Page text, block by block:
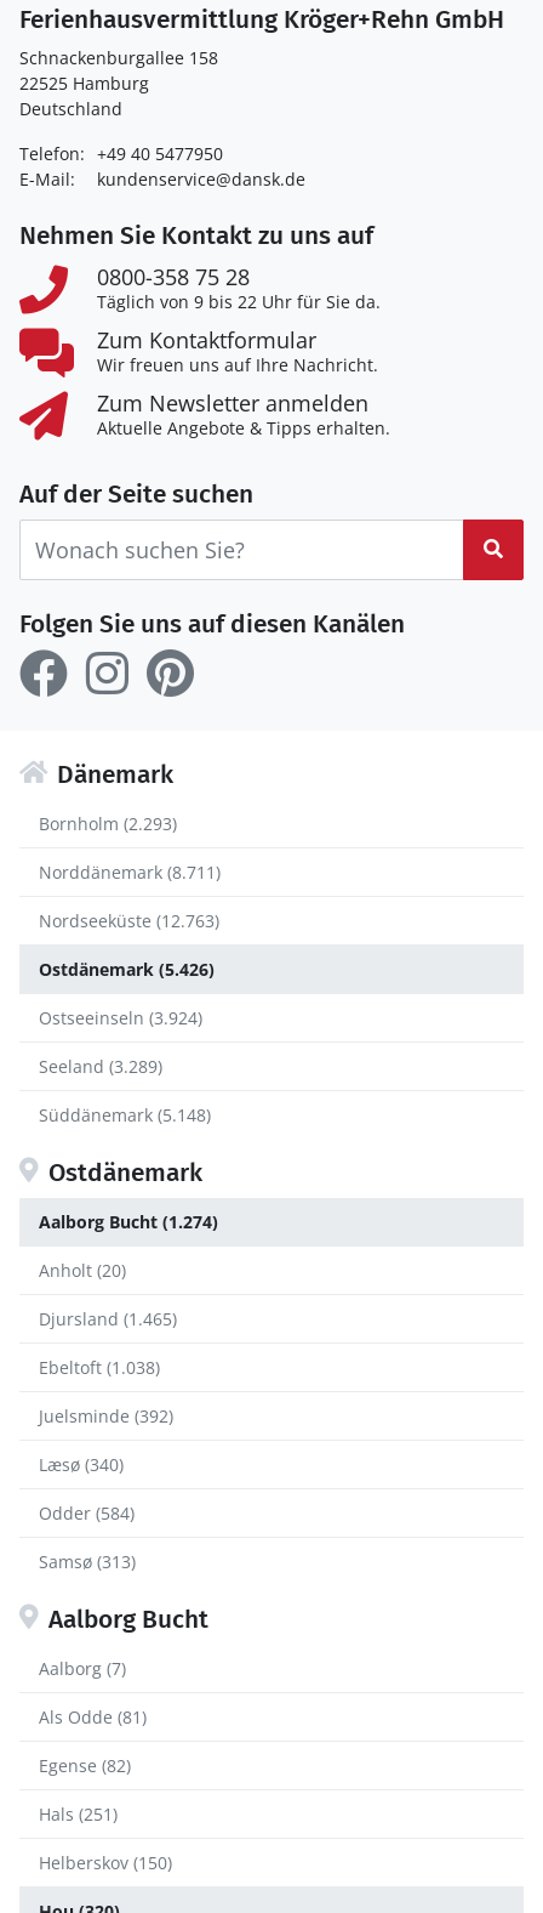
Ferienhausvermittlung Kröger+Rehn GmbH
Schnackenburgallee 158
22525 Hamburg
Deutschland
Telefon: +49 40 5477950
E-Mail:
kundenservice@dansk.de
Nehmen Sie Kontakt zu uns auf
0800-358 75 28
Täglich von 9 bis 22 Uhr für Sie da.
Zum Kontaktformular
Wir freuen uns auf Ihre Nachricht.
Zum Newsletter anmelden
Aktuelle Angebote & Tipps erhalten.
Auf der Seite suchen
Folgen Sie uns auf diesen Kanälen
Dänemark
Bornholm (2.293)
Norddänemark (8.711)
Nordseeküste (12.763)
Ostdänemark (5.426)
Ostseeinseln (3.924)
Seeland (3.289)
Süddänemark (5.148)
Ostdänemark
Aalborg Bucht (1.274)
Anholt (20)
Djursland (1.465)
Ebeltoft (1.038)
Juelsminde (392)
Læsø (340)
Odder (584)
Samsø (313)
Aalborg Bucht
Aalborg (7)
Als Odde (81)
Egense (82)
Hals (251)
Helberskov (150)